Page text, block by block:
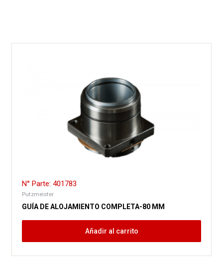
N° Parte: 401783
Putzmeister
GUÍA DE ALOJAMIENTO COMPLETA-80 MM
Añadir al carrito